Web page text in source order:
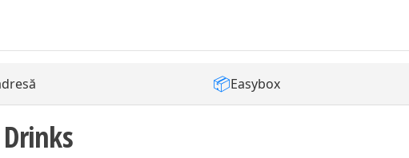
📦Easybox